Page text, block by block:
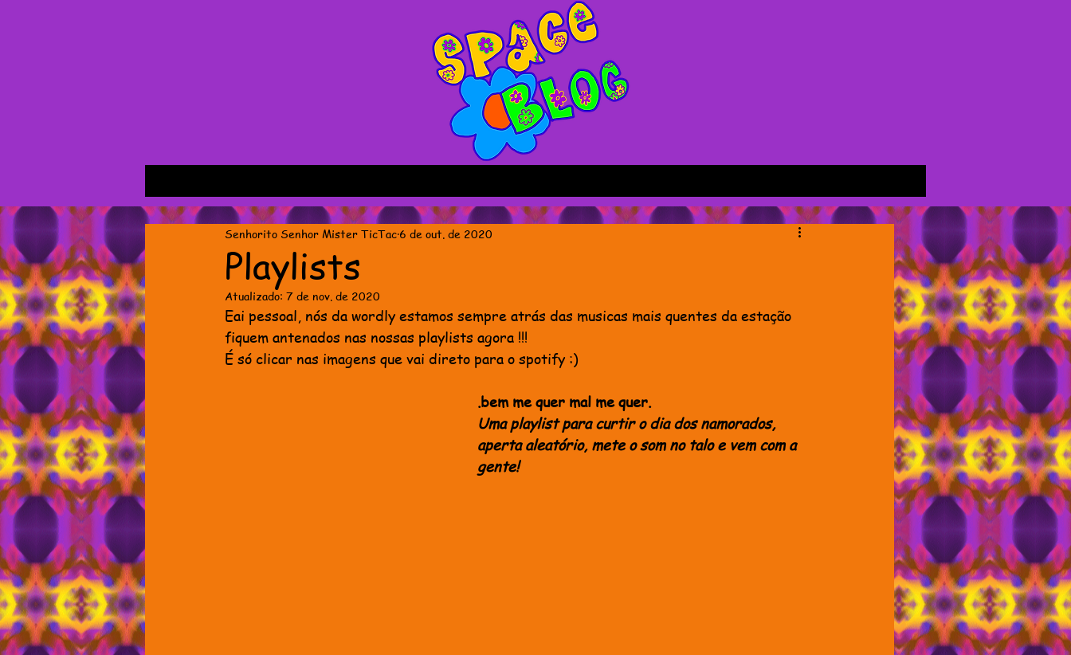
Playlists
Senhorito Senhor Mister TicTac 6 de out. de 2020
Atualizado: 7 de nov. de 2020
Eai pessoal, nós da wordly estamos sempre atrás das musicas mais quentes da estação
fiquem antenados nas nossas playlists agora !!!
É só clicar nas imagens que vai direto para o spotify :)
.bem me quer mal me quer.
Uma playlist para curtir o dia dos namorados,
aperta aleatório, mete o som no talo e vem com a
gente!